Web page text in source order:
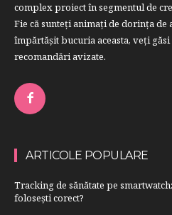
complex proiect în segmentul de
Fie că sunteţi animaţi de dorinţa de
împărtăşit bucuria aceasta, veți
recomandări avizate.
ARTICOLE POPULARE
Tracking de sănătate pe
folosești corect?